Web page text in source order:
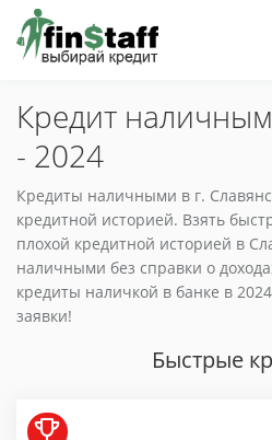
Кредит
- 2024
Кредиты наличными в г.
кредитной историей. Взять
плохой кредитной историей в
наличными без справки о
кредиты наличкой в банке в
заявки!
Быстрые